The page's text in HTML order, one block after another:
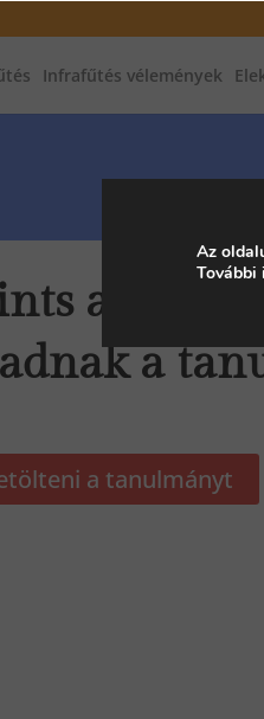
Infrafűtés vélemények
a
a
a tanulmányt
Az
További